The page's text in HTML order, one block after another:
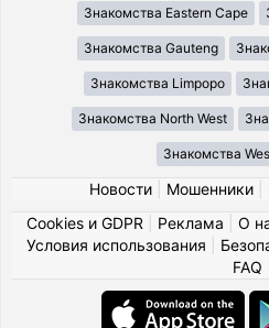
Знакомства Eastern Cape
Знакомства Gauteng
Знакомства Limpopo
Знакомства North West
Знакомства
Новости| Мошенники|
Cookies и GDPR
Реклама О
Условия использования
FAQ